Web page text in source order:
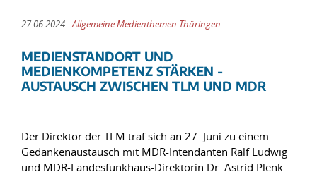
27.06.2024 -Allgemeine Medienthemen Thüringen
MEDIENSTANDORT UND
MEDIENKOMPETENZ STÄRKEN -
AUSTAUSCH ZWISCHEN TLM UND MDR
Der Direktor der TLM traf sich an 27. Juni zu einem
Gedankenaustausch mit MDR-Intendanten Ralf Ludwig
und MDR-Landesfunkhaus-Direktorin Dr. Astrid Plenk.